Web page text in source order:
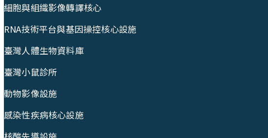
細胞與組織影像轉譯核心
RNA技術平台與基因操控核心設施
臺灣人體生物資料庫
臺灣小鼠診所
動物影像設施
感染性疾病核心設施